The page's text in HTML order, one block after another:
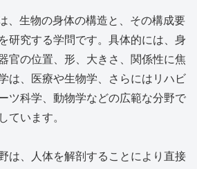
、生物の身体の構造と、その構成要
研究する学問です。具体的には、身
官の位置、形、大きさ、関係性に焦
は、医療や生物学、さらにはリハビ
ツ科学、動物学などの広範な分野で
ています。
は、人体を解剖することにより直接